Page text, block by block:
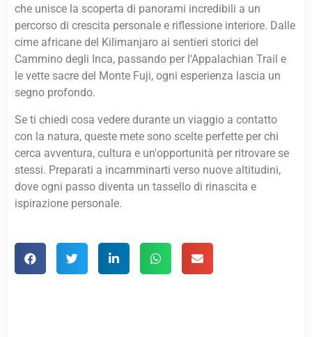
che unisce la scoperta di panorami incredibili a un
percorso di crescita personale e riflessione interiore. Dalle
cime africane del Kilimanjaro ai sentieri storici del
Cammino degli Inca, passando per l'Appalachian Trail e
le vette sacre del Monte Fuji, ogni esperienza lascia un
segno profondo.
Se ti chiedi cosa vedere durante un viaggio a contatto
con la natura, queste mete sono scelte perfette per chi
cerca avventura, cultura e un'opportunità per ritrovare se
stessi. Preparati a incamminarti verso nuove altitudini,
dove ogni passo diventa un tassello di rinascita e
ispirazione personale.